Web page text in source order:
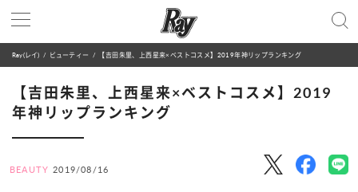
Ray(レイ) ビューティー 【吉田朱里、上西星来×ベストコスメ】2019年神リップランキング
【吉田朱里、上西星来×ベストコスメ】2019
年神リップランキング
BEAUTY 2019/08/16